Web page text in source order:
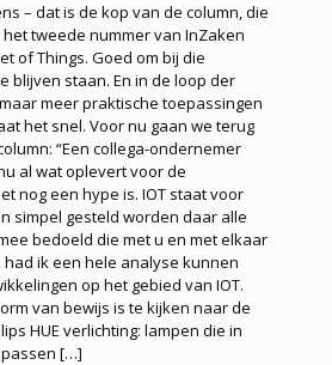
– dat is de kop van de column, die
tweede nummer van InZaken
of Things. Goed om bij die
blijven staan. En in de loop der
meer praktische toepassingen
het snel. Voor nu gaan we terug
“Een collega-ondernemer
al wat oplevert voor de
nog een hype is. IOT staat voor
simpel gesteld worden daar alle
bedoeld die met u en met elkaar
had ik een hele analyse kunnen
op het gebied van IOT.
van bewijs is te kijken naar de
HUE verlichting: lampen die in
[…]